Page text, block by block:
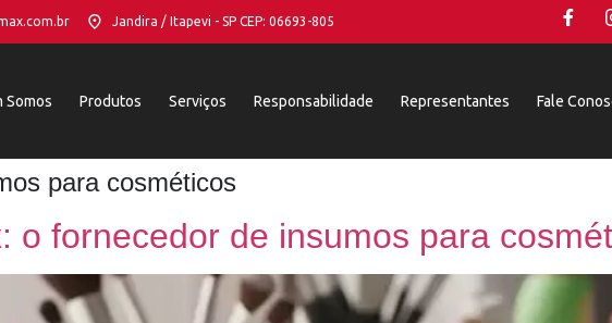
Jandira / Itapevi - SP CEP: 06693-805
Somos Produtos Serviços Responsabilidade Representantes Fale
para cosméticos
o fornecedor de insumos para